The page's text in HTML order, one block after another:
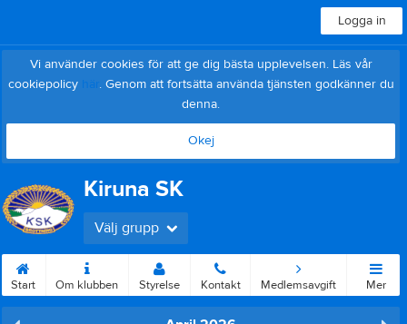
Logga in
Vi använder cookies för att ge dig bästa upplevelsen. Läs vår
cookiepolicy här. Genom att fortsätta använda tjänsten godkänner du
denna.
Okej
Kiruna SK
Välj grupp
Start Om klubben Styrelse Kontakt Medlemsavgift Mer